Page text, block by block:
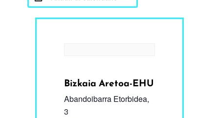
Bizkaia Aretoa-EHU
Abandoibarra Etorbidea,
3